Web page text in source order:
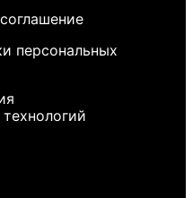
персональных